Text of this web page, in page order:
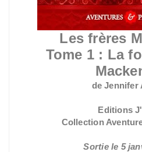
Les frères
Tome 1 : La
de Jennifer
Editions
Collection
Sortie le 5